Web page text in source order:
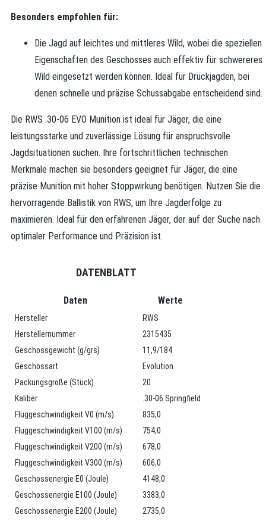
Besonders empfohlen für:
Die Jagd auf leichtes und mittleres Wild, wobei die speziellen
Eigenschaften des Geschosses auch effektiv für schwereres
Wild eingesetzt werden können. Ideal für Drückjagden, bei
denen schnelle und präzise Schussabgabe entscheidend sind.
Die RWS .30-06 EVO Munition ist ideal für Jäger, die eine
leistungsstarke und zuverlässige Lösung für anspruchsvolle
Jagdsituationen suchen. Ihre fortschrittlichen technischen
Merkmale machen sie besonders geeignet für Jäger, die eine
präzise Munition mit hoher Stoppwirkung benötigen. Nutzen Sie die
hervorragende Ballistik von RWS, um Ihre Jagderfolge zu
maximieren. Ideal für den erfahrenen Jäger, der auf der Suche nach
optimaler Performance und Präzision ist.
DATENBLATT
Daten Werte
Hersteller
RWS
Herstellernummer
2315435
Geschossgewicht (g/grs)
11,9/184
Geschossart
Evolution
Packungsgröße (Stück)
20
Kaliber
.30-06 Springfield
Fluggeschwindigkeit V0 (m/s)
835,0
Fluggeschwindigkeit V100 (m/s)
754,0
Fluggeschwindigkeit V200 (m/s)
678,0
Fluggeschwindigkeit V300 (m/s)
606,0
Geschossenergie E0 (Joule)
4148,0
Geschossenergie E100 (Joule)
3383,0
Geschossenergie E200 (Joule)
2735,0